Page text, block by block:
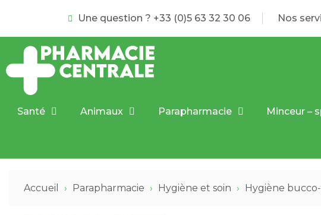
Une question ? +33 (0)5 63 32 30 06 Nos
Santé Animaux Parapharmacie Minceur –
Accueil Parapharmacie Hygiène et soin Hygiène